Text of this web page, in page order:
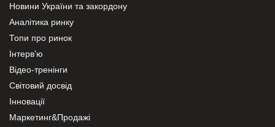
Новини України та закордону
Аналітика ринку
Топи про ринок
Інтерв’ю
Відео-тренінги
Світовий досвід
Інновації
Маркетинг&Продажі